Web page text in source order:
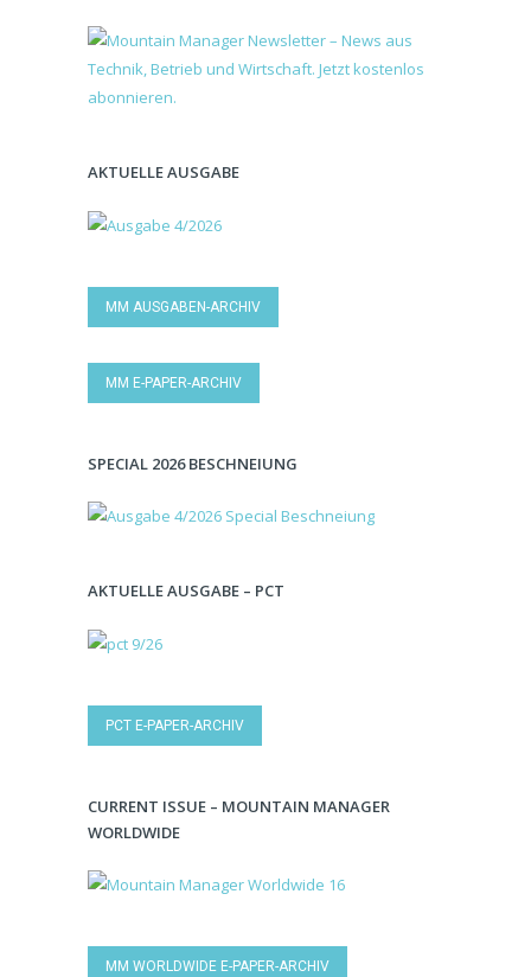
AKTUELLE AUSGABE
MM AUSGABEN-ARCHIV
MM E-PAPER-ARCHIV
SPECIAL 2026 BESCHNEIUNG
AKTUELLE AUSGABE – PCT
PCT E-PAPER-ARCHIV
CURRENT ISSUE – MOUNTAIN MANAGER
WORLDWIDE
MM WORLDWIDE E-PAPER-ARCHIV